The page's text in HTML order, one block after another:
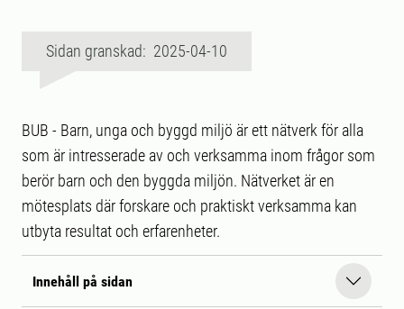
Sidan granskad: 2025-04-10
BUB - Barn, unga och byggd miljö är ett nätverk för alla
som är intresserade av och verksamma inom frågor som
berör barn och den byggda miljön. Nätverket är en
mötesplats där forskare och praktiskt verksamma kan
utbyta resultat och erfarenheter.
Innehåll på sidan